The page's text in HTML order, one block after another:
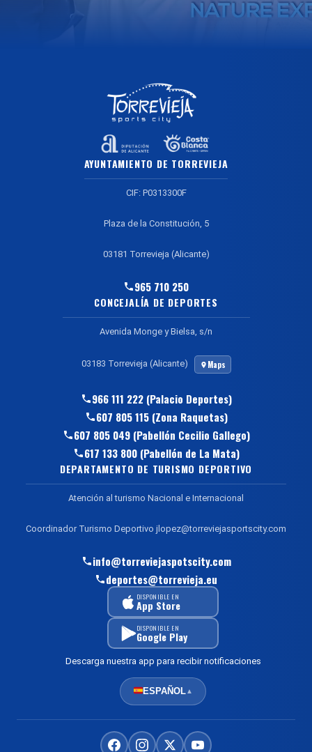
AYUNTAMIENTO DE TORREVIEJA
CIF: P0313300F
Plaza de la Constitución, 5
03181 Torrevieja (Alicante)
965 710 250
CONCEJALÍA DE DEPORTES
Avenida Monge y Bielsa, s/n
03183 Torrevieja (Alicante) Maps
966 111 222 (Palacio Deportes)
607 805 115 (Zona Raquetas)
607 805 049 (Pabellón Cecilio Gallego)
617 133 800 (Pabellón de La Mata)
DEPARTAMENTO DE TURISMO DEPORTIVO
Atención al turismo Nacional e Internacional
Coordinador Turismo Deportivo jlopez@torreviejasportscity.com
info@torreviejaspotscity.com
deportes@torrevieja.eu
DISPONIBLE EN
App Store
DISPONIBLE EN
Google Play
Descarga nuestra app para recibir notificaciones
ESPAÑOL▲